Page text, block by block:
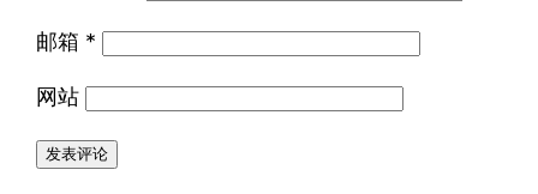
邮箱 *
网站